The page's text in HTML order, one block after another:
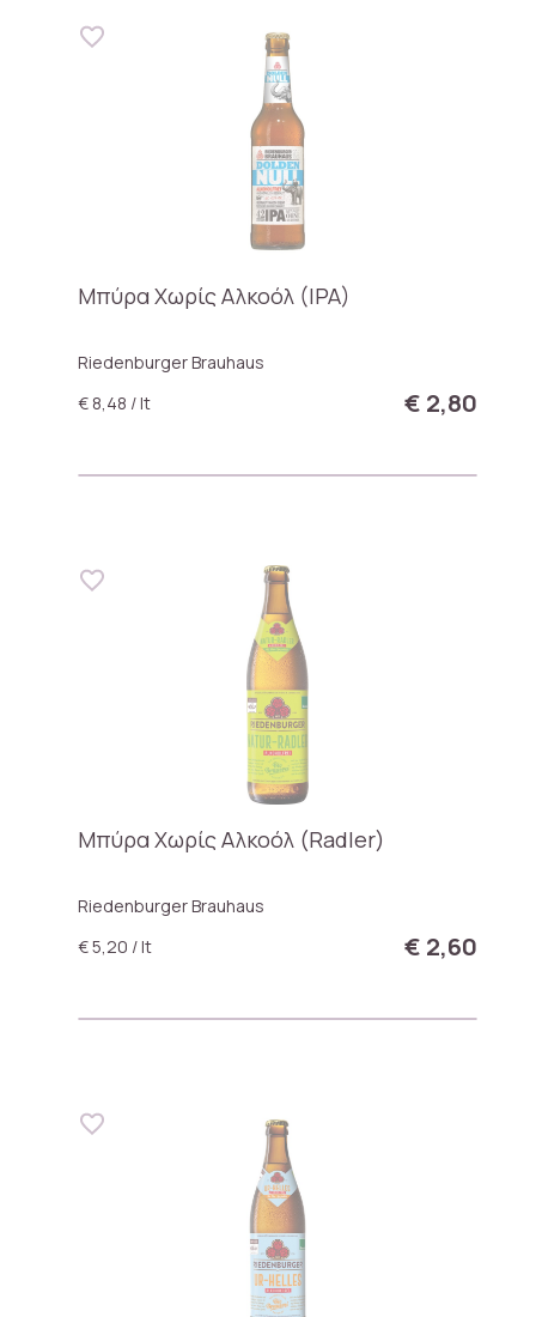
Μπύρα Χωρίς Αλκοόλ (IPA)
Riedenburger Brauhaus
€ 8,48 / lt
€ 2,80
Μπύρα Χωρίς Αλκοόλ (Radler)
Riedenburger Brauhaus
€ 5,20 / lt
€ 2,60